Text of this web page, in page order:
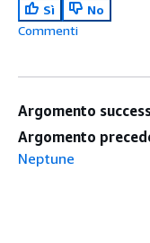
Sì
No
Commenti
Argomento
Argomento
Neptune